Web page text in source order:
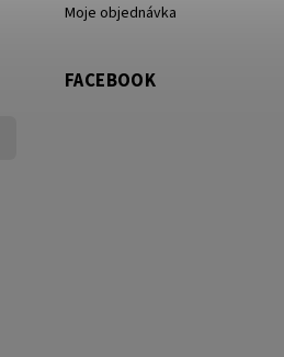
Moje objednávka
FACEBOOK